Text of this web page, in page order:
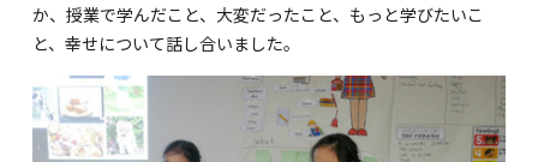
か、授業で学んだこと、大変だったこと、もっと学びたいこ
と、幸せについて話し合いました。